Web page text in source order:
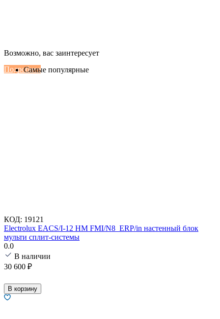
Настенные сплит-системы Haier
Подробнее
Возможно, вас заинтересует
Самые популярные
КОД: 19121
Electrolux EACS/I-12 HM FMI/N8_ERP/in настенный блок
мульти сплит-системы
0.0
В наличии
30 600 ₽
В корзину